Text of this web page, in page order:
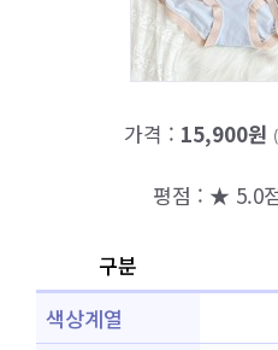
가격 : 15,900원
평점 : ★ 5.0
구분
색상계열